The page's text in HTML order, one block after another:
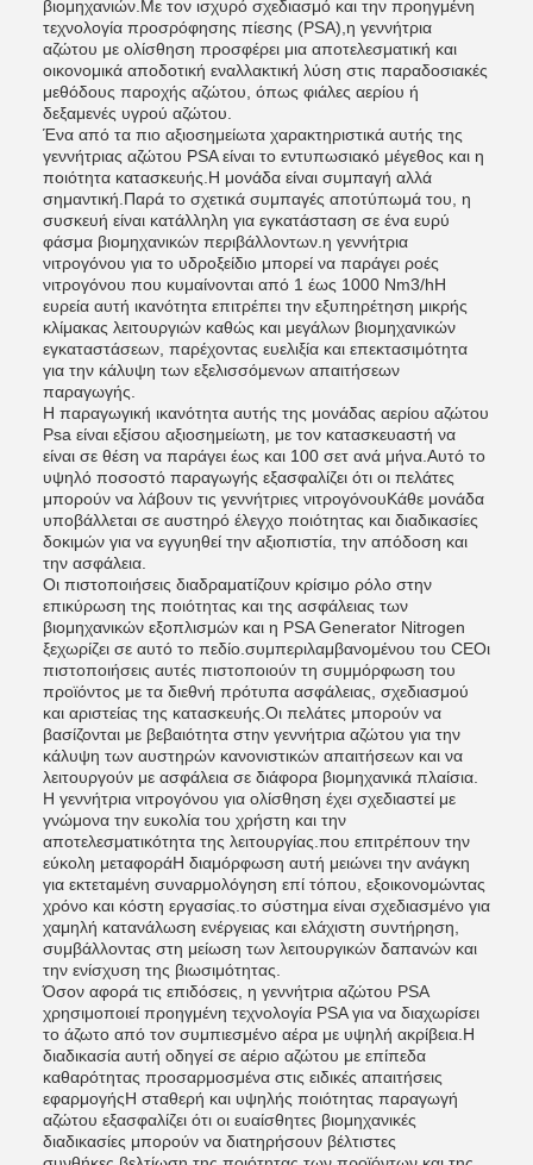
βιομηχανιών.Με τον ισχυρό σχεδιασμό και την προηγμένη
τεχνολογία προσρόφησης πίεσης (PSA),η γεννήτρια
αζώτου με ολίσθηση προσφέρει μια αποτελεσματική και
οικονομικά αποδοτική εναλλακτική λύση στις παραδοσιακές
μεθόδους παροχής αζώτου, όπως φιάλες αερίου ή
δεξαμενές υγρού αζώτου.
Ένα από τα πιο αξιοσημείωτα χαρακτηριστικά αυτής της
γεννήτριας αζώτου PSA είναι το εντυπωσιακό μέγεθος και η
ποιότητα κατασκευής.Η μονάδα είναι συμπαγή αλλά
σημαντική.Παρά το σχετικά συμπαγές αποτύπωμά του, η
συσκευή είναι κατάλληλη για εγκατάσταση σε ένα ευρύ
φάσμα βιομηχανικών περιβάλλοντων.η γεννήτρια
νιτρογόνου για το υδροξείδιο μπορεί να παράγει ροές
νιτρογόνου που κυμαίνονται από 1 έως 1000 Nm3/hΗ
ευρεία αυτή ικανότητα επιτρέπει την εξυπηρέτηση μικρής
κλίμακας λειτουργιών καθώς και μεγάλων βιομηχανικών
εγκαταστάσεων, παρέχοντας ευελιξία και επεκτασιμότητα
για την κάλυψη των εξελισσόμενων απαιτήσεων
παραγωγής.
Η παραγωγική ικανότητα αυτής της μονάδας αερίου αζώτου
Psa είναι εξίσου αξιοσημείωτη, με τον κατασκευαστή να
είναι σε θέση να παράγει έως και 100 σετ ανά μήνα.Αυτό το
υψηλό ποσοστό παραγωγής εξασφαλίζει ότι οι πελάτες
μπορούν να λάβουν τις γεννήτριες νιτρογόνουΚάθε μονάδα
υποβάλλεται σε αυστηρό έλεγχο ποιότητας και διαδικασίες
δοκιμών για να εγγυηθεί την αξιοπιστία, την απόδοση και
την ασφάλεια.
Οι πιστοποιήσεις διαδραματίζουν κρίσιμο ρόλο στην
επικύρωση της ποιότητας και της ασφάλειας των
βιομηχανικών εξοπλισμών και η PSA Generator Nitrogen
ξεχωρίζει σε αυτό το πεδίο.συμπεριλαμβανομένου του CEΟι
πιστοποιήσεις αυτές πιστοποιούν τη συμμόρφωση του
προϊόντος με τα διεθνή πρότυπα ασφάλειας, σχεδιασμού
και αριστείας της κατασκευής.Οι πελάτες μπορούν να
βασίζονται με βεβαιότητα στην γεννήτρια αζώτου για την
κάλυψη των αυστηρών κανονιστικών απαιτήσεων και να
λειτουργούν με ασφάλεια σε διάφορα βιομηχανικά πλαίσια.
Η γεννήτρια νιτρογόνου για ολίσθηση έχει σχεδιαστεί με
γνώμονα την ευκολία του χρήστη και την
αποτελεσματικότητα της λειτουργίας.που επιτρέπουν την
εύκολη μεταφοράΗ διαμόρφωση αυτή μειώνει την ανάγκη
για εκτεταμένη συναρμολόγηση επί τόπου, εξοικονομώντας
χρόνο και κόστη εργασίας.το σύστημα είναι σχεδιασμένο για
χαμηλή κατανάλωση ενέργειας και ελάχιστη συντήρηση,
συμβάλλοντας στη μείωση των λειτουργικών δαπανών και
την ενίσχυση της βιωσιμότητας.
Όσον αφορά τις επιδόσεις, η γεννήτρια αζώτου PSA
χρησιμοποιεί προηγμένη τεχνολογία PSA για να διαχωρίσει
το άζωτο από τον συμπιεσμένο αέρα με υψηλή ακρίβεια.Η
διαδικασία αυτή οδηγεί σε αέριο αζώτου με επίπεδα
καθαρότητας προσαρμοσμένα στις ειδικές απαιτήσεις
εφαρμογήςΗ σταθερή και υψηλής ποιότητας παραγωγή
αζώτου εξασφαλίζει ότι οι ευαίσθητες βιομηχανικές
διαδικασίες μπορούν να διατηρήσουν βέλτιστες